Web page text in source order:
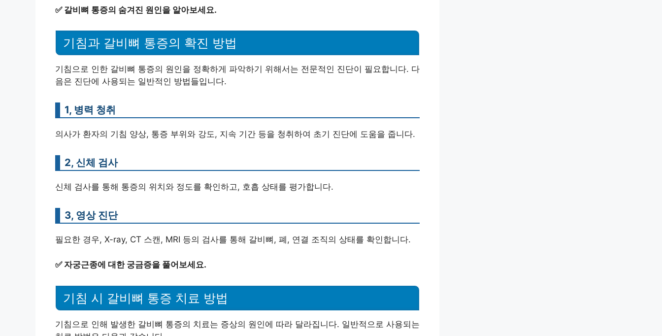
✅ 갈비뼈 통증의 숨겨진 원인을 알아보세요.
기침과 갈비뼈 통증의 확진 방법
기침으로 인한 갈비뼈 통증의 원인을 정확하게 파악하기 위해서는 전문적인 진단이 필요합니다. 다
음은 진단에 사용되는 일반적인 방법들입니다.
1, 병력 청취
의사가 환자의 기침 양상, 통증 부위와 강도, 지속 기간 등을 청취하여 초기 진단에 도움을 줍니다.
2, 신체 검사
신체 검사를 통해 통증의 위치와 정도를 확인하고, 호흡 상태를 평가합니다.
3, 영상 진단
필요한 경우, X-ray, CT 스캔, MRI 등의 검사를 통해 갈비뼈, 폐, 연결 조직의 상태를 확인합니다.
✅ 자궁근종에 대한 궁금증을 풀어보세요.
기침 시 갈비뼈 통증 치료 방법
기침으로 인해 발생한 갈비뼈 통증의 치료는 증상의 원인에 따라 달라집니다. 일반적으로 사용되는